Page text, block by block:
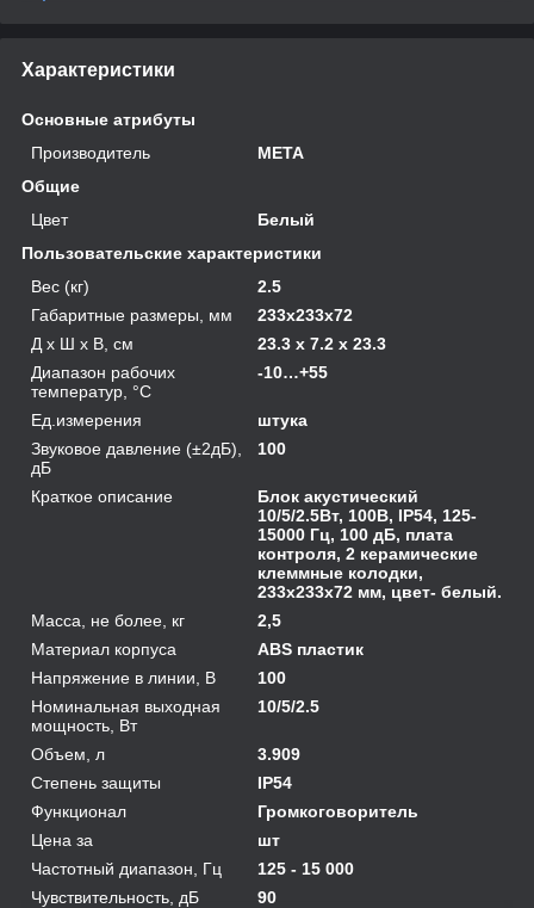
Характеристики
Основные атрибуты
Производитель
МЕТА
Общие
Цвет
Белый
Пользовательские характеристики
Вес (кг)
2.5
Габаритные размеры, мм
233x233x72
Д х Ш х В, см
23.3 x 7.2 x 23.3
Диапазон рабочих
температур, °С
-10…+55
Ед.измерения
штука
Звуковое давление (±2дБ),
дБ
100
Краткое описание
Блок акустический
10/5/2.5Вт, 100В, IP54, 125-
15000 Гц, 100 дБ, плата
контроля, 2 керамические
клеммные колодки,
233х233х72 мм, цвет- белый.
Масса, не более, кг
2,5
Материал корпуса
ABS пластик
Напряжение в линии, В
100
Номинальная выходная
мощность, Вт
10/5/2.5
Объем, л
3.909
Степень защиты
IP54
Функционал
Громкоговоритель
Цена за
шт
Частотный диапазон, Гц
125 - 15 000
Чувствительность, дБ
90